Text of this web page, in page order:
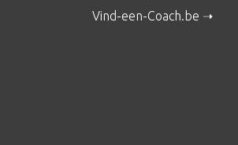
Vind-een-Coach.be